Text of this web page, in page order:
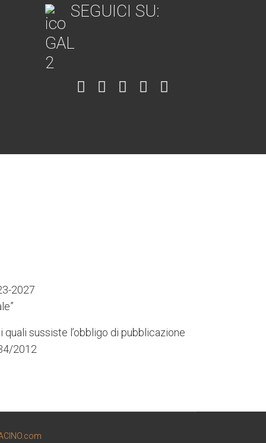
SEGUICI SU:
Item Item Item Item
2027
sussiste l’obbligo di pubblicazione
2012